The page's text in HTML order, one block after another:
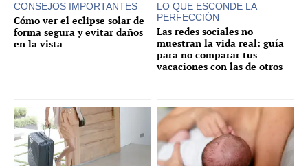
CONSEJOS IMPORTANTES
Cómo ver el eclipse solar de
forma segura y evitar daños
en la vista
LO QUE ESCONDE LA
PERFECCIÓN
Las redes sociales no
muestran la vida real: guía
para no comparar tus
vacaciones con las de otros